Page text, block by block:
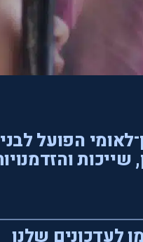
הפועל
לעדכונים שלנו